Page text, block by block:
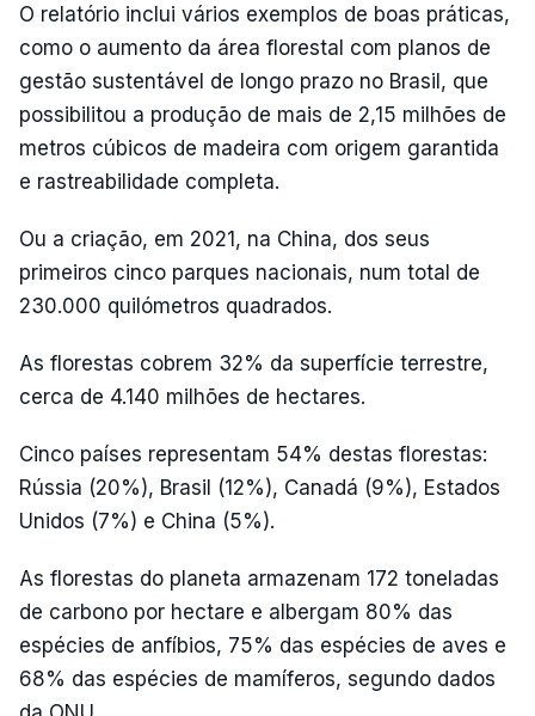
O relatório inclui vários exemplos de boas práticas,
como o aumento da área florestal com planos de
gestão sustentável de longo prazo no Brasil, que
possibilitou a produção de mais de 2,15 milhões de
metros cúbicos de madeira com origem garantida
e rastreabilidade completa.
Ou a criação, em 2021, na China, dos seus
primeiros cinco parques nacionais, num total de
230.000 quilómetros quadrados.
As florestas cobrem 32% da superfície terrestre,
cerca de 4.140 milhões de hectares.
Cinco países representam 54% destas florestas:
Rússia (20%), Brasil (12%), Canadá (9%), Estados
Unidos (7%) e China (5%).
As florestas do planeta armazenam 172 toneladas
de carbono por hectare e albergam 80% das
espécies de anfíbios, 75% das espécies de aves e
68% das espécies de mamíferos, segundo dados